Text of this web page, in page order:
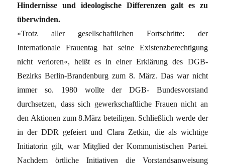
Hindernisse und ideologische Differenzen galt es zu
überwinden.
»Trotz aller gesellschaftlichen Fortschritte: der
Internationale Frauentag hat seine Existenzberechtigung
nicht verloren«, heißt es in einer Erklärung des DGB-
Bezirks Berlin-Brandenburg zum 8. März. Das war nicht
immer so. 1980 wollte der DGB- Bundesvorstand
durchsetzen, dass sich gewerkschaftliche Frauen nicht an
den Aktionen zum 8.März beteiligen. Schließlich werde der
in der DDR gefeiert und Clara Zetkin, die als wichtige
Initiatorin gilt, war Mitglied der Kommunistischen Partei.
Nachdem örtliche Initiativen die Vorstandsanweisung